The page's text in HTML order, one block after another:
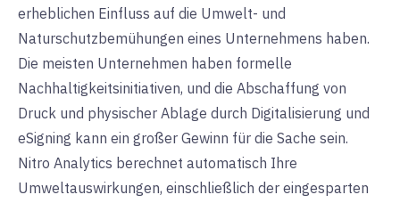
erheblichen Einfluss auf die Umwelt- und
Naturschutzbemühungen eines Unternehmens haben.
Die meisten Unternehmen haben formelle
Nachhaltigkeitsinitiativen, und die Abschaffung von
Druck und physischer Ablage durch Digitalisierung und
eSigning kann ein großer Gewinn für die Sache sein.
Nitro Analytics berechnet automatisch Ihre
Umweltauswirkungen, einschließlich der eingesparten